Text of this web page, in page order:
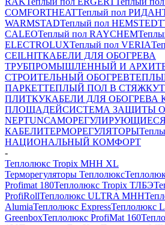
COMFORTHEATТеплый пол РИДАН
WARMSTADТеплый пол HEMSTEDT
CALEOТеплый пол RAYCHEM
ELECTROLUXТеплый пол VERIA
CEILHITКАБЕЛИ ДЛЯ ОБОГРЕВА
ТРУБПРОМЫШЛЕННЫЙ И
СТРОИТЕЛЬНЫЙ ОБОГРЕВ
ПАРКЕТТЕПЛЫЙ ПОЛ В СТЯЖКУ
ПЛИТКУКАБЕЛИ ДЛЯ
ПЛОЩАДЕЙСИСТЕМА ЗАЩИТЫ
NEPTUN
КАБЕЛИТЕРМОРЕГУЛЯТОРЫ
НАЦИОНАЛЬНЫЙ КОМФОРТ
-
Теплолюкс Tropix МНН XL
Терморегуляторы Теплолюкс
Profimat 180Теплолюкс Tropix ТЛБЭ
ProfiRollТеплолюкс ULTRA МНН
AlumiaТеплолюкс ExpressТеплолюкс
GreenboxТеплолюкс ProfiMat 160